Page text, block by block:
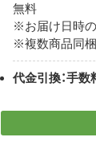
無料
※お届け日時の
※複数商品同梱
代金引換：手